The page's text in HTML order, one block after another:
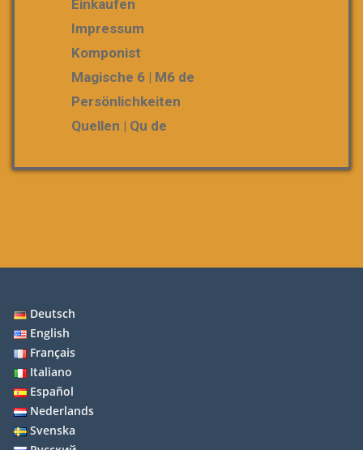
Einkaufen
Impressum
Komponist
Magische 6 | M6 de
Persönlichkeiten
Quellen | Qu de
Deutsch
English
Français
Italiano
Español
Nederlands
Svenska